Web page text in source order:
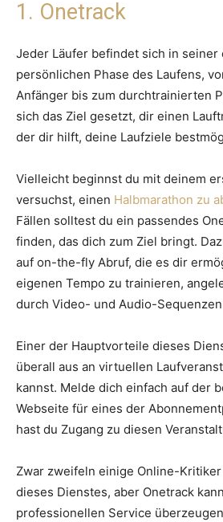
1. Onetrack
Jeder Läufer befindet sich in seiner
persönlichen Phase des Laufens,
Anfänger bis zum durchtrainierten
sich das Ziel gesetzt, dir einen
der dir hilft, deine Laufziele
Vielleicht beginnst du mit deinem
versuchst, einen Halbmarathon zu
Fällen solltest du ein passendes
finden, das dich zum Ziel bringt.
auf on-the-fly Abruf, die es dir
eigenen Tempo zu trainieren,
durch Video- und Audio-
Einer der Hauptvorteile dieses
überall aus an virtuellen
kannst. Melde dich einfach auf der
Webseite für eines der
hast du Zugang zu diesen
Zwar zweifeln einige Online-
dieses Dienstes, aber Onetrack
professionellen Service